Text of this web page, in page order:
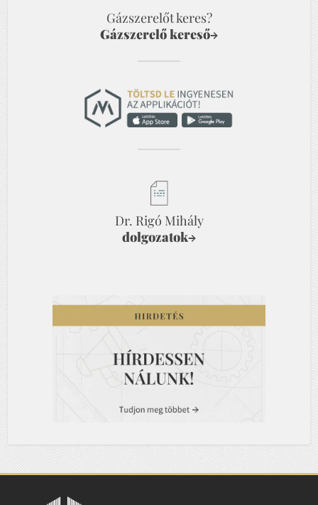
Gázszerelőt keres?
Gázszerelő kereső→
Dr. Rigó Mihály
dolgozatok→